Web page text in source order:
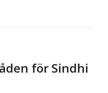
för Sindhi